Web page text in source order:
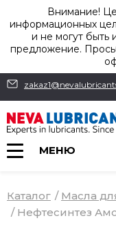
Внимание!
информационных
и не могут быть
предложение.
МЕНЮ
Каталог / Масла
/ Нефтесинтез